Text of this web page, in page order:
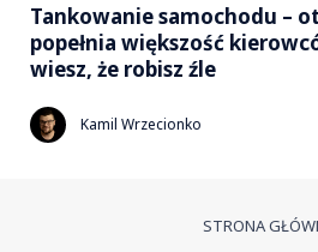
Tankowanie samochodu –
popełnia większość
wiesz, że robisz źle
Kamil Wrzecionko
STRONA